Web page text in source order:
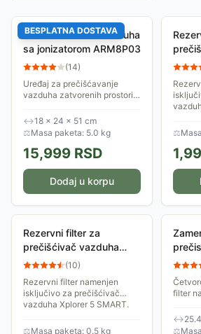
BESPLATNA DOSTAVA
Ardes Prečistač vazduha
sa jonizatorom ARM8P03
(14)
Uređaj za prečišćavanje
vazduha zatvorenih prostorija
Čisti vazduh preko više
barijera (predfiltracija, HEPA
↔18 × 24 × 51 cm
⚖Masa paketa: 5.0 kg
15,999 RSD
Dodaj u korpu
⚖
Rezervni filter za
prečišćivač vazduha
Xplorer 5 SMART
(10)
Rezervni filter namenjen
isključivo za prečišćivač
vazduha Xplorer 5 SMART.
čestica (PM2.5), pružajući
⚖Masa paketa: 0.5 kg
filter
↔
⚖